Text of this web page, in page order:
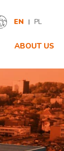
EN PL
ABOUT US